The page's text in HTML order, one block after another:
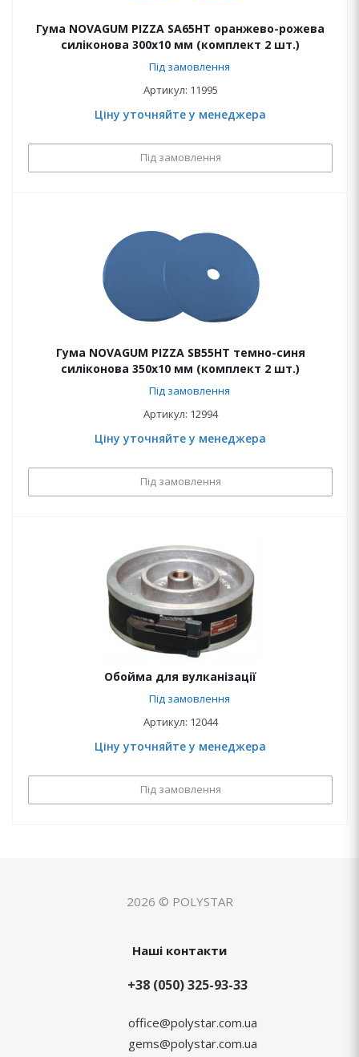
Гума NOVAGUM PIZZA SA65HT оранжево-рожева
силіконова 300x10 мм (комплект 2 шт.)
Під замовлення
Артикул: 11995
Ціну уточняйте у менеджера
Під замовлення
Гума NOVAGUM PIZZA SB55HT темно-синя
силіконова 350x10 мм (комплект 2 шт.)
Під замовлення
Артикул: 12994
Ціну уточняйте у менеджера
Під замовлення
Обойма для вулканізації
Під замовлення
Артикул: 12044
Ціну уточняйте у менеджера
Під замовлення
2026 © POLYSTAR
Наші контакти
+38 (050) 325-93-33
office@polystar.com.ua
gems@polystar.com.ua